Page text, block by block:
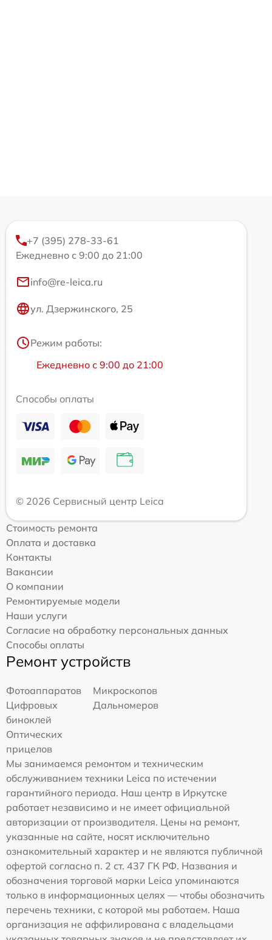
+7 (395) 278-33-61
Ежедневно с 9:00 до 21:00
info@re-leica.ru
ул. Дзержинского, 25
Режим работы:
Ежедневно с 9:00 до 21:00
Способы оплаты
© 2026 Сервисный центр Leica
Стоимость ремонта
Оплата и доставка
Контакты
Вакансии
О компании
Ремонтируемые модели
Наши услуги
Согласие на обработку персональных данных
Способы оплаты
Ремонт устройств
Фотоаппаратов
Микроскопов
Цифровых
биноклей
Дальномеров
Оптических
прицелов
Мы занимаемся ремонтом и техническим
обслуживанием техники Leica по истечении
гарантийного периода. Наш центр в Иркутске
работает независимо и не имеет официальной
авторизации от производителя. Цены на ремонт,
указанные на сайте, носят исключительно
ознакомительный характер и не являются публичной
офертой согласно п. 2 ст. 437 ГК РФ. Названия и
обозначения торговой марки Leica упоминаются
только в информационных целях — чтобы обозначить
перечень техники, с которой мы работаем. Наша
организация не аффилирована с владельцами